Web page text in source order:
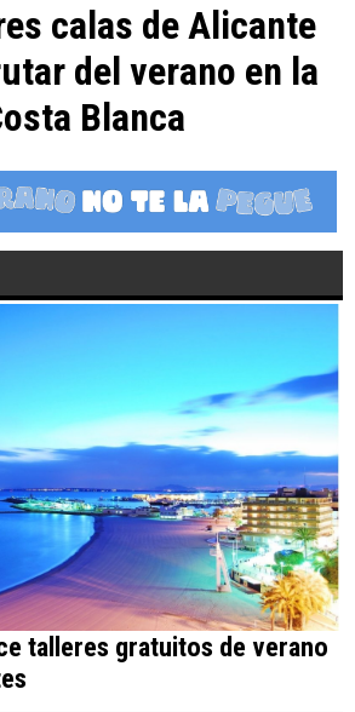
calas de Alicante
del verano en la
Blanca
talleres gratuitos de verano